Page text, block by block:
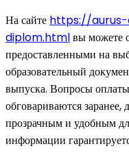
На сайте https://aurus-
diplom.htmlвы можете
предоставленными на
образовательный
выпуска. Вопросы
обговариваются заранее,
прозрачным и удобным
информации